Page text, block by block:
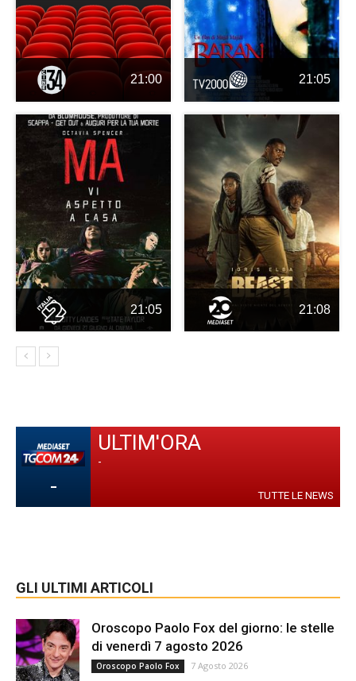
21:00 21:05
21:05 21:08
-
ULTIM'ORA
-
TUTTE LE NEWS
GLI ULTIMI ARTICOLI
Oroscopo Paolo Fox del giorno: le stelle
di venerdì 7 agosto 2026
Oroscopo Paolo Fox 7 Agosto 2026